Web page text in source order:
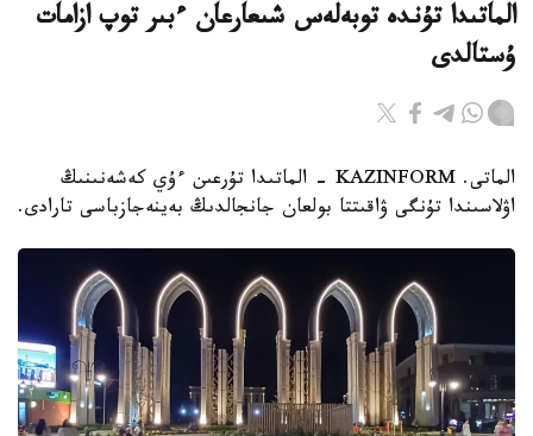
الماتىدا تۇندە توبەلەس شىعارعان ءبىر توپ ازامات
ۇستالدى
الماتى. KAZINFORM - الماتىدا تۇرعىن ءۇي كەشەنىنىڭ
اۋلاسىندا تۇنگى ۋاقىتتا بولعان جانجالدىڭ بەينەجازباسى تارادى.